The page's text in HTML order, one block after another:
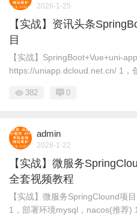
2026-1-25
【实战】资讯头条
目
【实战】SpringBoot+Vue+uni-
https://uniapp.dcloud.net.cn/ 1，
382 0
admin
2026-1-22
【实战】微服务
全套视频教程
【实战】微服务SpringClound项
1，部署环境mysql，nacos(推荐) 1